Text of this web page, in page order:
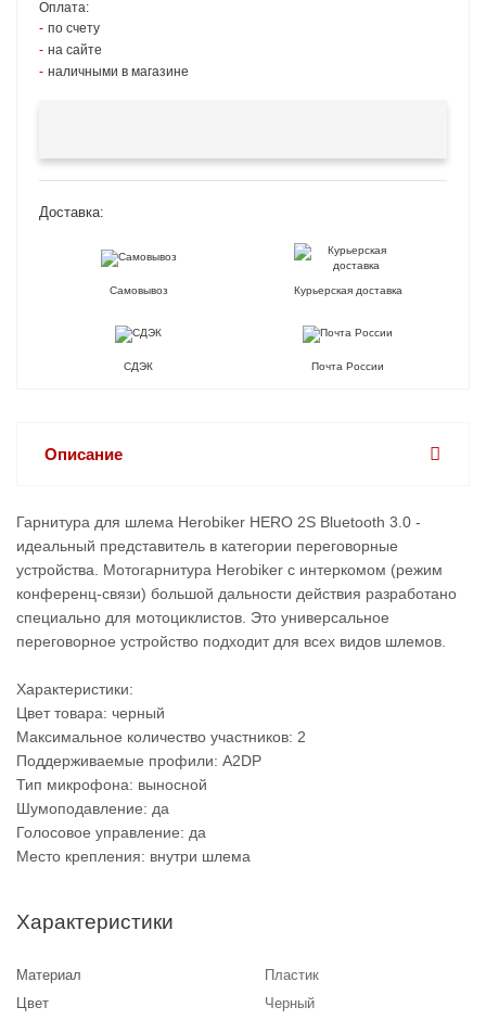
Оплата:
по счету
на сайте
наличными в магазине
Доставка:
Самовывоз Курьерская доставка
СДЭК Почта России
Описание
Гарнитура для шлема Herobiker HERO 2S Bluetooth 3.0 -
идеальный представитель в категории переговорные
устройства. Мотогарнитура Herobiker с интеркомом (режим
конференц-связи) большой дальности действия разработано
специально для мотоциклистов. Это универсальное
переговорное устройство подходит для всех видов шлемов.
Характеристики:
Цвет товара: черный
Максимальное количество участников: 2
Поддерживаемые профили: A2DP
Тип микрофона: выносной
Шумоподавление: да
Голосовое управление: да
Место крепления: внутри шлема
Характеристики
Материал
Пластик
Цвет
Черный